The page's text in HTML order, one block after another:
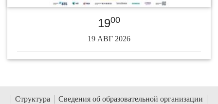
1900
19 АВГ 2026
Структура
Сведения об образовательной организации